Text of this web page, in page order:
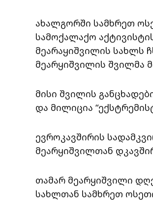
ახალგორში სამხრეთ
სამოქალაქო
მეარაყიშვილის სახლს
მეარყიშვილის შვილმა
მისი შვილის
და მილიცია
ევროკავშირის
მეარყიშვილთან
თამარ მეარყიშვილი
სახლთან სამხრეთ